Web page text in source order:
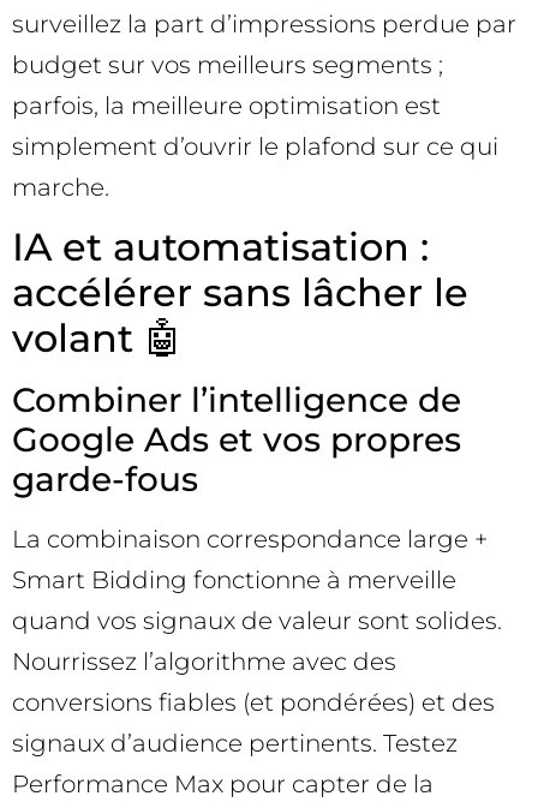
surveillez la part d’impressions perdue par
budget sur vos meilleurs segments ;
parfois, la meilleure optimisation est
simplement d’ouvrir le plafond sur ce qui
marche.
IA et automatisation :
accélérer sans lâcher le
volant 🤖
Combiner l’intelligence de
Google Ads et vos propres
garde-fous
La combinaison correspondance large +
Smart Bidding fonctionne à merveille
quand vos signaux de valeur sont solides.
Nourrissez l’algorithme avec des
conversions fiables (et pondérées) et des
signaux d’audience pertinents. Testez
Performance Max pour capter de la